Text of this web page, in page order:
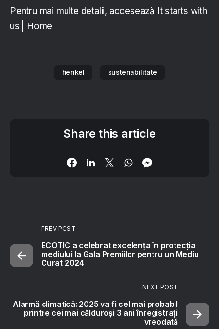
Pentru mai multe detalii, accesează It starts with
us | Home
henkel sustenabilitate
Share this article
PREV POST
ECOTIC a celebrat excelența în protecția
mediului la Gala Premiilor pentru un Mediu
Curat 2024
NEXT POST
Alarmă climatică: 2025 va fi cel mai probabil
printre cei mai călduroși 3 ani înregistrați
vreodată